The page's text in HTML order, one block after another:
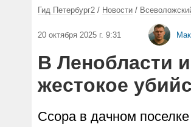
Гид Петербург2 / Новости /
20 октября 2025 г. 9:31
В Ленобласти
жестокое
Ссора в дачном